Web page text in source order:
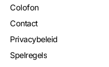
Colofon
Contact
Privacybeleid
Spelregels